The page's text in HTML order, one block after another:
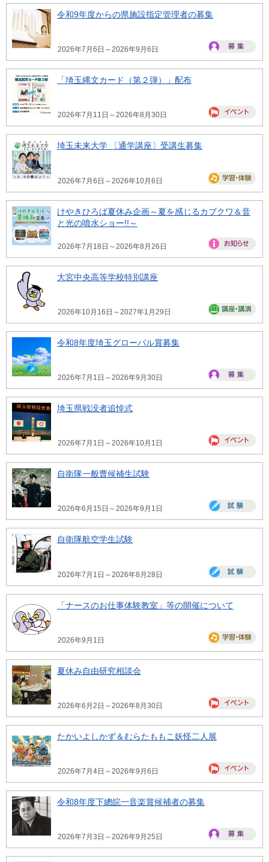
令和9年度からの県施設指定管理者の募集
2026年7月6日～2026年9月6日
「埼玉縄文カード（第２弾）」配布
2026年7月11日～2026年8月30日
埼玉未来大学 〔通学講座〕受講生募集
2026年7月6日～2026年10月6日
けやきひろば夏休み企画～夏を感じるカブクワ＆音
と光の噴水ショー!!～
2026年7月18日～2026年8月26日
大宮中央高等学校特別講座
2026年10月16日～2027年1月29日
令和8年度埼玉グローバル賞募集
2026年7月1日～2026年9月30日
埼玉県戦没者追悼式
2026年7月1日～2026年10月1日
自衛隊一般曹候補生試験
2026年6月15日～2026年9月1日
自衛隊航空学生試験
2026年7月1日～2026年8月28日
「ナースのお仕事体験教室」等の開催について
2026年9月1日
夏休み自由研究相談会
2026年6月2日～2026年8月30日
たかいよしかず＆むらたももこ妖怪二人展
2026年7月4日～2026年9月6日
令和8年度下總皖一音楽賞候補者の募集
2026年7月3日～2026年9月25日